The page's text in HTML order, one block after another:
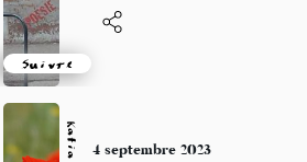
Suivre
Katia 4 septembre 2023